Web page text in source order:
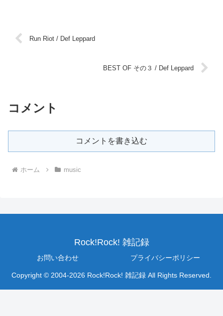
Run Riot / Def Leppard
BEST OF その３ / Def Leppard
コメント
コメントを書き込む
ホーム music
Rock!Rock! 雑記録
お問い合わせ プライバシーポリシー
Copyright © 2004-2026 Rock!Rock! 雑記録 All Rights Reserved.